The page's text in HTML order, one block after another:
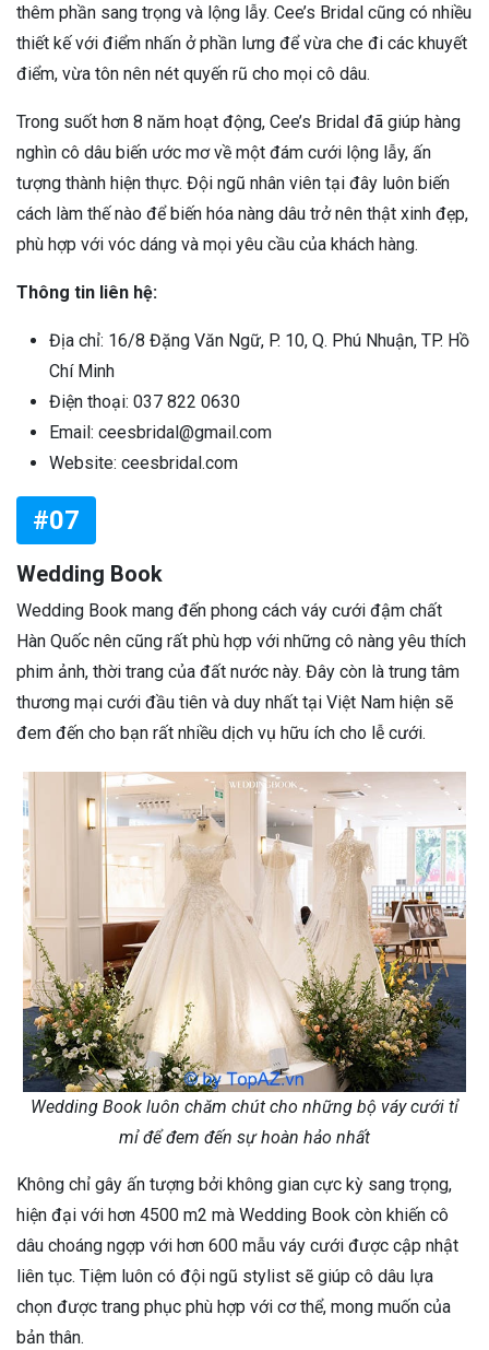
thêm phần sang trọng và lộng lẫy. Cee’s Bridal cũng có nhiều
thiết kế với điểm nhấn ở phần lưng để vừa che đi các khuyết
điểm, vừa tôn nên nét quyến rũ cho mọi cô dâu.
Trong suốt hơn 8 năm hoạt động, Cee’s Bridal đã giúp hàng
nghìn cô dâu biến ước mơ về một đám cưới lộng lẫy, ấn
tượng thành hiện thực. Đội ngũ nhân viên tại đây luôn biến
cách làm thế nào để biến hóa nàng dâu trở nên thật xinh đẹp,
phù hợp với vóc dáng và mọi yêu cầu của khách hàng.
Thông tin liên hệ:
Địa chỉ: 16/8 Đặng Văn Ngữ, P. 10, Q. Phú Nhuận, TP. Hồ
Chí Minh
Điện thoại: 037 822 0630
Email: ceesbridal@gmail.com
Website: ceesbridal.com
#07
Wedding Book
Wedding Book mang đến phong cách váy cưới đậm chất
Hàn Quốc nên cũng rất phù hợp với những cô nàng yêu thích
phim ảnh, thời trang của đất nước này. Đây còn là trung tâm
thương mại cưới đầu tiên và duy nhất tại Việt Nam hiện sẽ
đem đến cho bạn rất nhiều dịch vụ hữu ích cho lễ cưới.
Wedding Book luôn chăm chút cho những bộ váy cưới tỉ
mỉ để đem đến sự hoàn hảo nhất
Không chỉ gây ấn tượng bởi không gian cực kỳ sang trọng,
hiện đại với hơn 4500 m2 mà Wedding Book còn khiến cô
dâu choáng ngợp với hơn 600 mẫu váy cưới được cập nhật
liên tục. Tiệm luôn có đội ngũ stylist sẽ giúp cô dâu lựa
chọn được trang phục phù hợp với cơ thể, mong muốn của
bản thân.